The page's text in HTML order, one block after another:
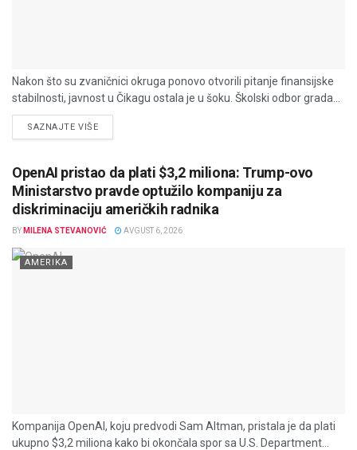
Nakon što su zvaničnici okruga ponovo otvorili pitanje finansijske
stabilnosti, javnost u Čikagu ostala je u šoku. Školski odbor grada...
SAZNAJTE VIŠEDETAILS
OpenAI pristao da plati $3,2 miliona: Trump-ovo
Ministarstvo pravde optužilo kompaniju za
diskriminaciju američkih radnika
BY MILENA STEVANOVIĆ AVGUST 6, 2026
AMERIKA
Kompanija OpenAI, koju predvodi Sam Altman, pristala je da plati
ukupno $3,2 miliona kako bi okončala spor sa U.S. Department...